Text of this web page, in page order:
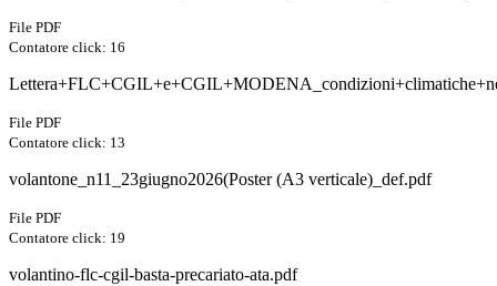
File PDF
Contatore click: 16
File PDF
Contatore click: 13
volantone_n11_23giugno2026(Poster (A3 verticale)_def.pdf
File PDF
Contatore click: 19
volantino-flc-cgil-basta-precariato-ata.pdf